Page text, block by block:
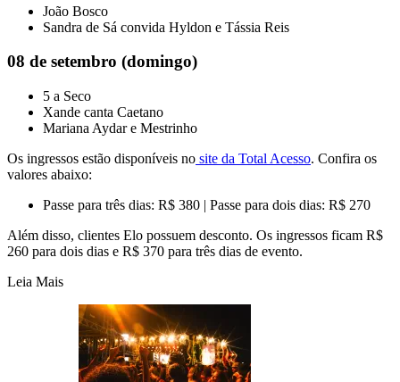
João Bosco
Sandra de Sá convida Hyldon e Tássia Reis
08 de setembro (domingo)
5 a Seco
Xande canta Caetano
Mariana Aydar e Mestrinho
Os ingressos estão disponíveis no site da Total Acesso. Confira os
valores abaixo:
Passe para três dias: R$ 380 | Passe para dois dias: R$ 270
Além disso, clientes Elo possuem desconto. Os ingressos ficam R$
260 para dois dias e R$ 370 para três dias de evento.
Leia Mais